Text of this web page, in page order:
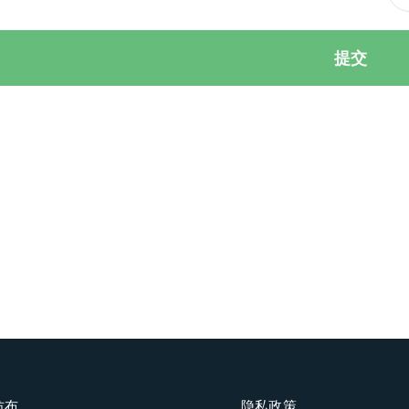
提交
布 隐私政策